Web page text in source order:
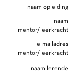
naam opleiding
naam
mentor/leerkracht
e-mailadres
mentor/leerkracht
naam lerende